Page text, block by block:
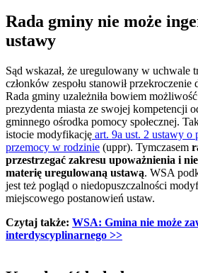
Rada gminy nie może
ustawy
Sąd wskazał, że uregulowany w uchwale
członków zespołu stanowił
Rada gminy uzależniła bowiem
prezydenta miasta ze swojej kompetencji
gminnego ośrodka pomocy społecznej.
istocie modyfikację art. 9a ust. 2 ustawy o
przemocy w rodzinie (uppr). Tymczasem
przestrzegać zakresu upoważnienia i
materię uregulowaną ustawą. WSA
jest też pogląd o niedopuszczalności
miejscowego postanowień ustaw.
Czytaj także: WSA: Gmina nie może
interdyscyplinarnego >>